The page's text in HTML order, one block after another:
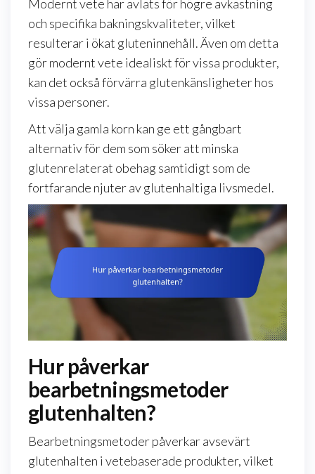
Modernt vete har avlats för högre avkastning
och specifika bakningskvaliteter, vilket
resulterar i ökat gluteninnehåll. Även om detta
gör modernt vete idealiskt för vissa produkter,
kan det också förvärra glutenkänsligheter hos
vissa personer.
Att välja gamla korn kan ge ett gångbart
alternativ för dem som söker att minska
glutenrelaterat obehag samtidigt som de
fortfarande njuter av glutenhaltiga livsmedel.
Hur påverkar
bearbetningsmetoder
glutenhalten?
Bearbetningsmetoder påverkar avsevärt
glutenhalten i vetebaserade produkter, vilket